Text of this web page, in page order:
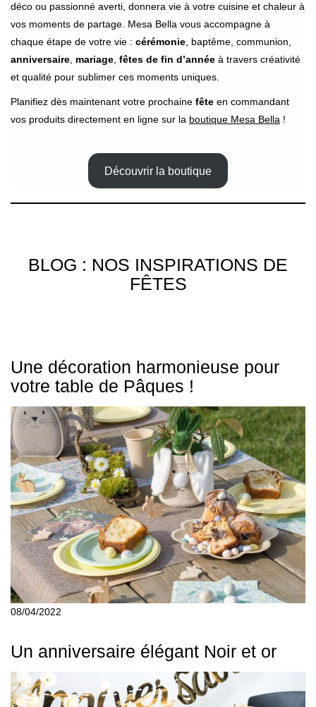
déco ou passionné averti, donnera vie à votre cuisine et chaleur à
vos moments de partage. Mesa Bella vous accompagne à
chaque étape de votre vie : cérémonie, baptême, communion,
anniversaire, mariage, fêtes de fin d’année à travers créativité
et qualité pour sublimer ces moments uniques.
Planifiez dès maintenant votre prochaine fête en commandant
vos produits directement en ligne sur la boutique Mesa Bella !
Découvrir la boutique
BLOG : NOS INSPIRATIONS DE
FÊTES
Une décoration harmonieuse pour
votre table de Pâques !
08/04/2022
Un anniversaire élégant Noir et or